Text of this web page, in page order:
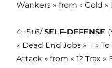
Wankers » from « Gold »
4+5+6/SELF-DEFENSE
« Dead End Jobs » + «
Attack » from « 12 Trax »